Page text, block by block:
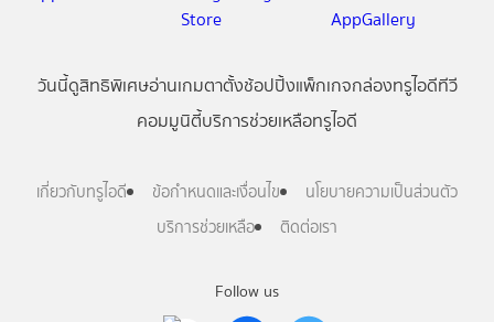
Follow us
วันนี้ดูสิทธิพิเศษอ่านเกมตาตั้งช้อปปิ้งแพ็กเกจกล่องทรูไอดีทีวี
คอมมูนิตี้บริการช่วยเหลือทรูไอดี
เกี่ยวกับทรูไอดี ข้อกำหนดและเงื่อนไข
นโยบายความเป็นส่วนตัว
บริการช่วยเหลือ
ติดต่อเรา